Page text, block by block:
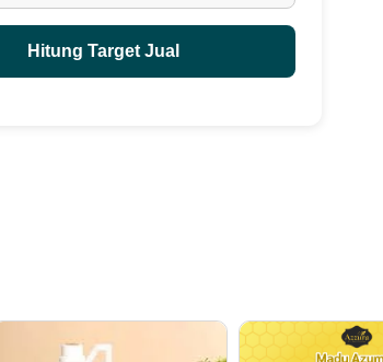
Rhizoma Extract (Jahe Merah) : 10 gr
ADAMCORE:
murni).
organ dalam
lebih nyenyak.
Hitung Target Jual